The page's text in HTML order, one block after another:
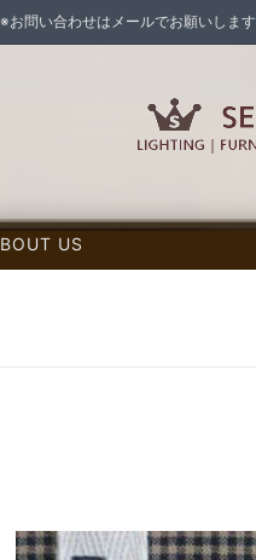
問い合わせはメールでお願いします
ランプシェード各種
天然木の家具
US